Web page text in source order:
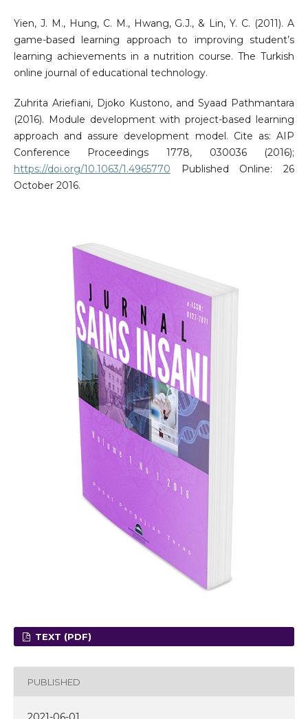
Yien, J. M., Hung, C. M., Hwang, G.J., & Lin, Y. C. (2011). A
game-based learning approach to improving student’s
learning achievements in a nutrition course. The Turkish
online journal of educational technology.
Zuhrita Ariefiani, Djoko Kustono, and Syaad Pathmantara
(2016). Module development with project-based learning
approach and assure development model. Cite as: AIP
Conference Proceedings 1778, 030036 (2016);
https://doi.org/10.1063/1.4965770 Published Online: 26
October 2016.
TEXT (PDF)
PUBLISHED